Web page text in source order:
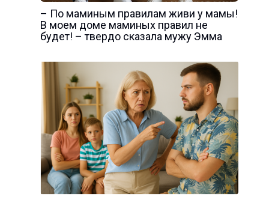
– По маминым правилам живи у мамы!
В моем доме маминых правил не
будет! – твердо сказала мужу Эмма